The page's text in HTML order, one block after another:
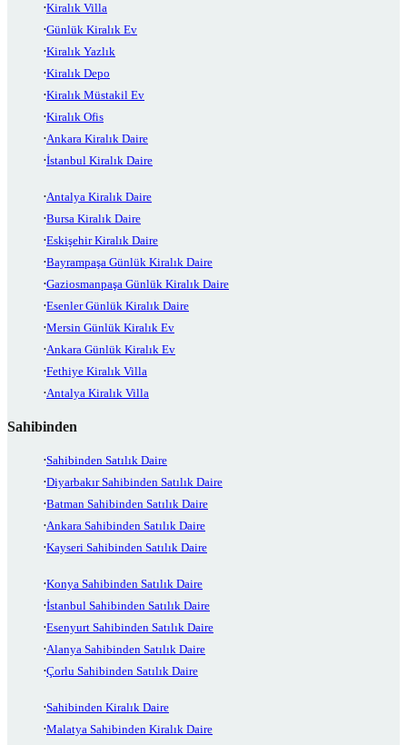
Kiralık Villa
Günlük Kiralık Ev
Kiralık Yazlık
Kiralık Depo
Kiralık Müstakil Ev
Kiralık Ofis
Ankara Kiralık Daire
İstanbul Kiralık Daire
Antalya Kiralık Daire
Bursa Kiralık Daire
Eskişehir Kiralık Daire
Bayrampaşa Günlük Kiralık Daire
Gaziosmanpaşa Günlük Kiralık Daire
Esenler Günlük Kiralık Daire
Mersin Günlük Kiralık Ev
Ankara Günlük Kiralık Ev
Fethiye Kiralık Villa
Antalya Kiralık Villa
Sahibinden
Sahibinden Satılık Daire
Diyarbakır Sahibinden Satılık Daire
Batman Sahibinden Satılık Daire
Ankara Sahibinden Satılık Daire
Kayseri Sahibinden Satılık Daire
Konya Sahibinden Satılık Daire
İstanbul Sahibinden Satılık Daire
Esenyurt Sahibinden Satılık Daire
Alanya Sahibinden Satılık Daire
Çorlu Sahibinden Satılık Daire
Sahibinden Kiralık Daire
Malatya Sahibinden Kiralık Daire